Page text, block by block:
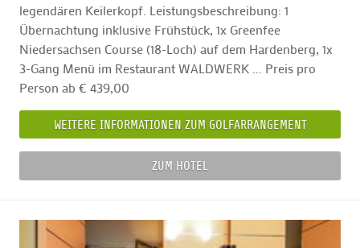
legendären Keilerkopf. Leistungsbeschreibung: 1
Übernachtung inklusive Frühstück, 1x Greenfee
Niedersachsen Course (18-Loch) auf dem Hardenberg, 1x
3-Gang Menü im Restaurant WALDWERK ... Preis pro
Person ab € 439,00
WEITERE INFORMATIONEN ZUM GOLFARRANGEMENT
ZUM HOTEL